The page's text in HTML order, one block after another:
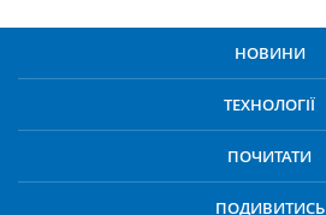
НОВИНИ
ТЕХНОЛОГІЇ
ПОЧИТАТИ
ПОДИВИТИСЬ